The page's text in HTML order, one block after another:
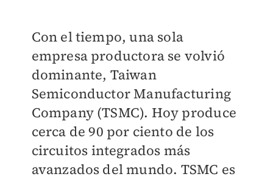
Con el tiempo, una sola
empresa productora se volvió
dominante, Taiwan
Semiconductor Manufacturing
Company (TSMC). Hoy produce
cerca de 90 por ciento de los
circuitos integrados más
avanzados del mundo. TSMC es